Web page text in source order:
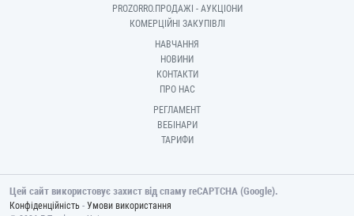
PROZORRO.ПРОДАЖІ - АУКЦІОНИ
КОМЕРЦІЙНІ ЗАКУПІВЛІ
НАВЧАННЯ
НОВИНИ
КОНТАКТИ
ПРО НАС
РЕГЛАМЕНТ
ВЕБІНАРИ
ТАРИФИ
Цей сайт використовує захист від спаму reCAPTCHA (Google).
Конфіденційність - Умови використання